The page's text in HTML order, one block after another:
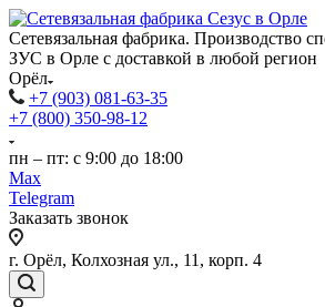
Сетевязальная фабрика. Производство
ЗУС в Орле с доставкой в любой регион
Орёл
+7 (903) 081-63-35
+7 (800) 350-98-12
пн – пт: с 9:00 до 18:00
Max
Telegram
Заказать звонок
г. Орёл, Колхозная ул., 11, корп. 4